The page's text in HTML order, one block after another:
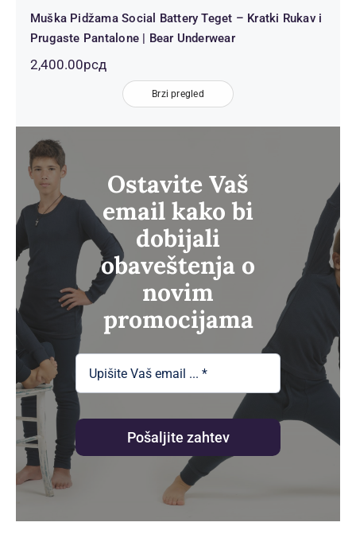
Muška Pidžama Social Battery Teget – Kratki Rukav i
Prugaste Pantalone | Bear Underwear
2,400.00рсд
Brzi pregled
Ostavite Vaš
email kako bi
dobijali
obaveštenja o
novim
promocijama
Pošaljite zahtev